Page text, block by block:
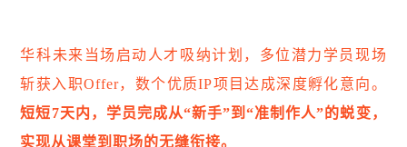
华科未来当场启动人才吸纳计划，多位潜力学员现场
斩获入职Offer，数个优质IP项目达成深度孵化意向。
短短7天内，学员完成从“新手”到“准制作人”的蜕变，
实现从课堂到职场的无缝衔接。